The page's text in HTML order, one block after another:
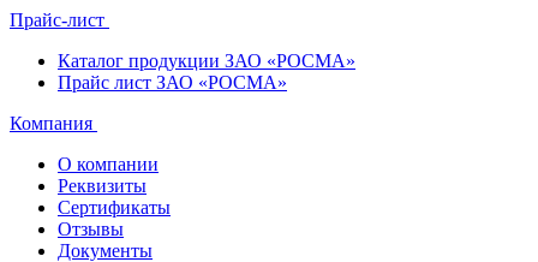
Прайс-лист
Каталог продукции ЗАО «РОСМА»
Прайс лист ЗАО «РОСМА»
Компания
О компании
Реквизиты
Сертификаты
Отзывы
Документы